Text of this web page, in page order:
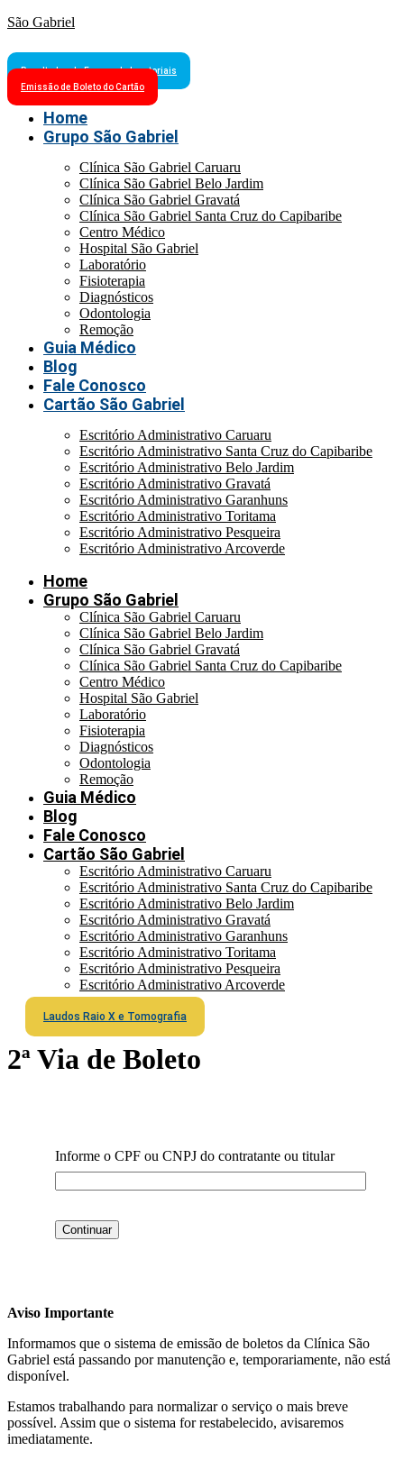
São Gabriel
Resultados de Exames Laboratoriais
Emissão de Boleto do Cartão
Home
Grupo São Gabriel
Clínica São Gabriel Caruaru
Clínica São Gabriel Belo Jardim
Clínica São Gabriel Gravatá
Clínica São Gabriel Santa Cruz do Capibaribe
Centro Médico
Hospital São Gabriel
Laboratório
Fisioterapia
Diagnósticos
Odontologia
Remoção
Guia Médico
Blog
Fale Conosco
Cartão São Gabriel
Escritório Administrativo Caruaru
Escritório Administrativo Santa Cruz do Capibaribe
Escritório Administrativo Belo Jardim
Escritório Administrativo Gravatá
Escritório Administrativo Garanhuns
Escritório Administrativo Toritama
Escritório Administrativo Pesqueira
Escritório Administrativo Arcoverde
Home
Grupo São Gabriel
Clínica São Gabriel Caruaru
Clínica São Gabriel Belo Jardim
Clínica São Gabriel Gravatá
Clínica São Gabriel Santa Cruz do Capibaribe
Centro Médico
Hospital São Gabriel
Laboratório
Fisioterapia
Diagnósticos
Odontologia
Remoção
Guia Médico
Blog
Fale Conosco
Cartão São Gabriel
Escritório Administrativo Caruaru
Escritório Administrativo Santa Cruz do Capibaribe
Escritório Administrativo Belo Jardim
Escritório Administrativo Gravatá
Escritório Administrativo Garanhuns
Escritório Administrativo Toritama
Escritório Administrativo Pesqueira
Escritório Administrativo Arcoverde
Laudos Raio X e Tomografia
2ª Via de Boleto
Informe o CPF ou CNPJ do contratante ou titular
Aviso Importante
Informamos que o sistema de emissão de boletos da Clínica São
Gabriel está passando por manutenção e, temporariamente, não está
disponível.
Estamos trabalhando para normalizar o serviço o mais breve
possível. Assim que o sistema for restabelecido, avisaremos
imediatamente.